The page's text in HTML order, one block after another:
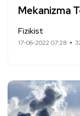
Mekanizma
Fizikist
17-06-2022 07:28